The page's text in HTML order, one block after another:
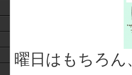
曜日はもちろ